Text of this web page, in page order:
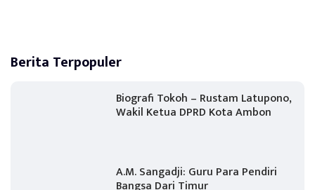
Berita Terpopuler
Biografi Tokoh – Rustam Latupono,
Wakil Ketua DPRD Kota Ambon
A.M. Sangadji: Guru Para Pendiri
Bangsa Dari Timur